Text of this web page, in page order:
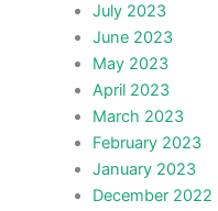
July 2023
June 2023
May 2023
April 2023
March 2023
February 2023
January 2023
December 2022